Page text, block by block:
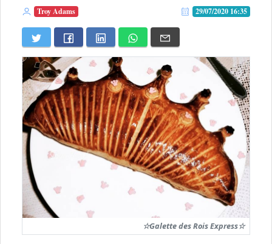
Troy Adams 29/07/2020 16:35
☆Galette des Rois Express☆